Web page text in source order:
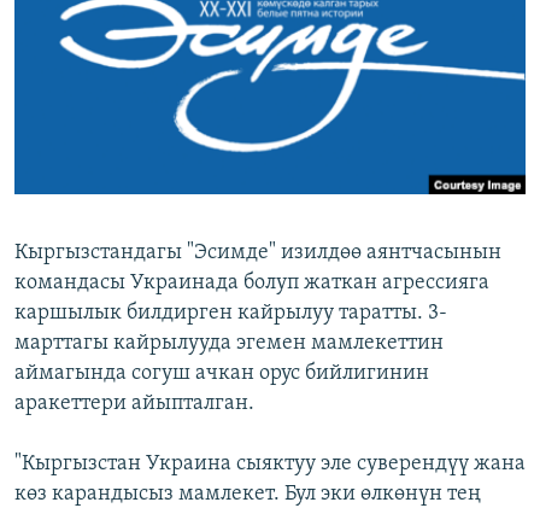
ЭЖЕ-СИҢДИЛЕР
АЗАТТЫК+
ЫҢГАЙСЫЗ СУРООЛОР
ОНЛАЙН ШЕРИНЕ
Кыргызстандагы "Эсимде" изилдөө аянтчасынын
командасы Украинада болуп жаткан агрессияга
каршылык билдирген кайрылуу таратты. 3-
марттагы кайрылууда эгемен мамлекеттин
аймагында согуш ачкан орус бийлигинин
аракеттери айыпталган.
"Кыргызстан Украина сыяктуу эле суверендүү жана
көз карандысыз мамлекет. Бул эки өлкөнүн тең